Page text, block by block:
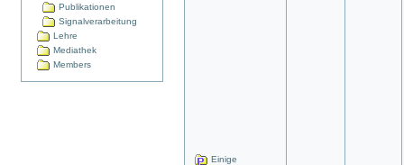
Publikationen
Signalverarbeitung
Lehre
Mediathek
Members
Einige